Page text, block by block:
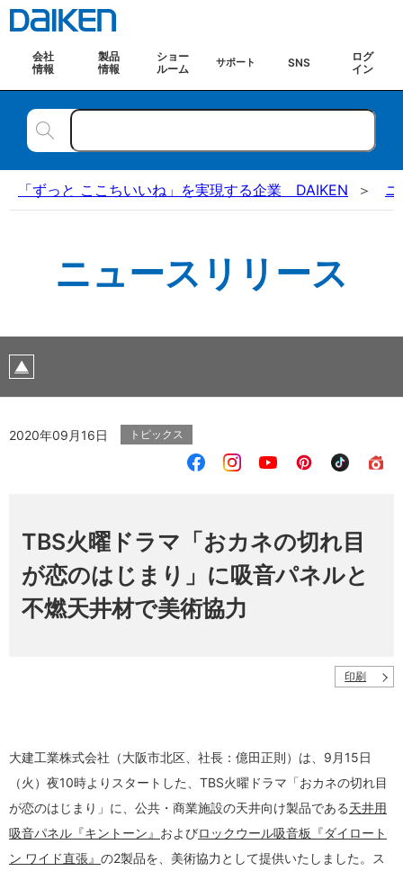
会社
情報
製品
情報
ショー
ルーム
サポート SNS
ログ
イン
「ずっと ここちいいね」を実現する企業 DAIKEN
ニュースリリース
2020年09月16日 トピックス
TBS火曜ドラマ「おカネの切れ目
が恋のはじまり」に吸音パネルと
不燃天井材で美術協力
印刷
大建工業株式会社（大阪市北区、社長：億田正則）は、9月15日
（火）夜10時よりスタートした、TBS火曜ドラマ「おカネの切れ目
が恋のはじまり」に、公共・商業施設の天井向け製品である天井用
吸音パネル『キントーン』 およびロックウール吸音板『ダイロート
ン ワイド直張』 の2製品を、美術協力として提供いたしました。ス